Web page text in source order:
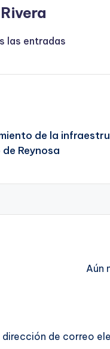
las entradas
de la
Reynosa
Aún
dirección de correo